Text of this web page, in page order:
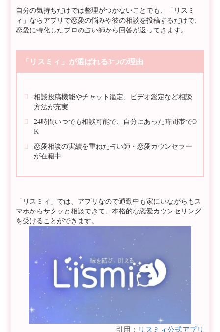
自分の気持ちだけでは整理がつかないことでも、「リスミ
ィ」ならアプリで恋愛の悩みや彼の相談を投稿するだけで、
恋愛に特化したプロの占い師から回答が返ってきます。
「リスミィ」が選ばれる3つの理由
相談投稿機能やチャット鑑定、ビデオ鑑定など相談
方法が充実
24時間いつでも相談可能で、自分にあった時間帯でO
K
恋愛相談の実績を重ねた占い師・恋愛カウンセラー
が在籍中
「リスミィ」では、アプリなので通勤中も家にいながらもス
マホからサクッと相談できて、本格的な恋愛カウンセリング
を受けることができます。
引用： リスミィ公式アプリ